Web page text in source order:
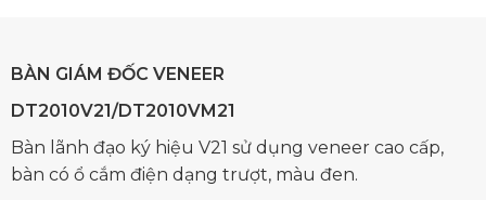
BÀN GIÁM ĐỐC VENEER
DT2010V21/DT2010VM21
Bàn lãnh đạo ký hiệu V21 sử dụng veneer cao cấp,
bàn có ổ cắm điện dạng trượt, màu đen.